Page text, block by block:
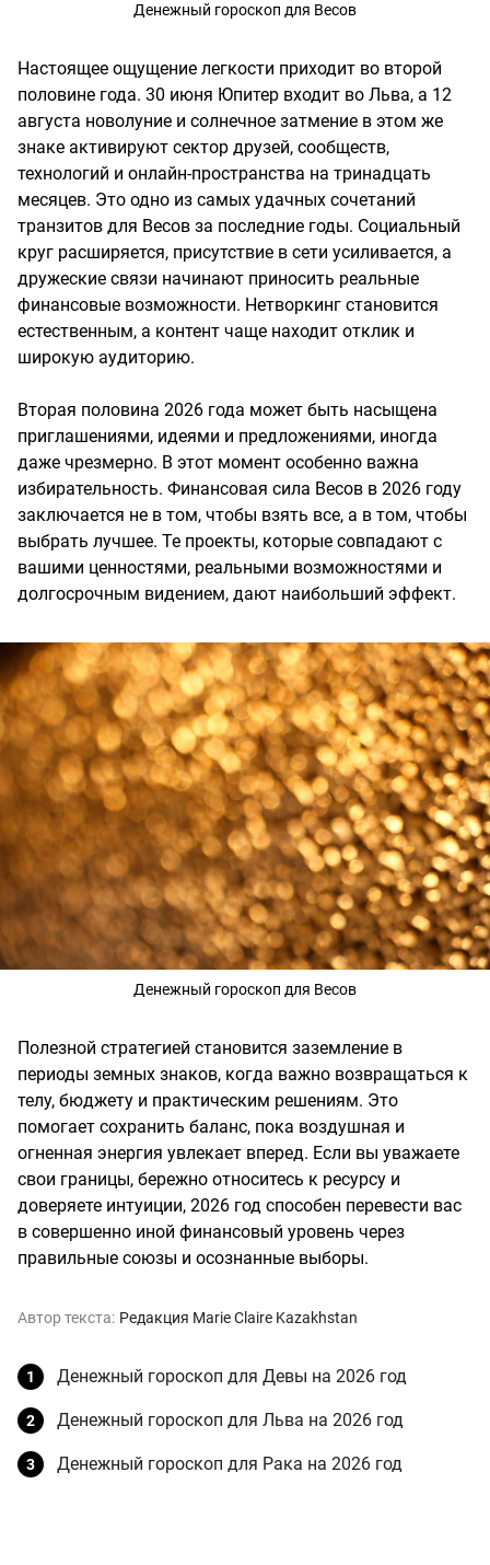
Денежный гороскоп для Весов
Настоящее ощущение легкости приходит во второй
половине года. 30 июня Юпитер входит во Льва, а 12
августа новолуние и солнечное затмение в этом же
знаке активируют сектор друзей, сообществ,
технологий и онлайн-пространства на тринадцать
месяцев. Это одно из самых удачных сочетаний
транзитов для Весов за последние годы. Социальный
круг расширяется, присутствие в сети усиливается, а
дружеские связи начинают приносить реальные
финансовые возможности. Нетворкинг становится
естественным, а контент чаще находит отклик и
широкую аудиторию.
Вторая половина 2026 года может быть насыщена
приглашениями, идеями и предложениями, иногда
даже чрезмерно. В этот момент особенно важна
избирательность. Финансовая сила Весов в 2026 году
заключается не в том, чтобы взять все, а в том, чтобы
выбрать лучшее. Те проекты, которые совпадают с
вашими ценностями, реальными возможностями и
долгосрочным видением, дают наибольший эффект.
Денежный гороскоп для Весов
Полезной стратегией становится заземление в
периоды земных знаков, когда важно возвращаться к
телу, бюджету и практическим решениям. Это
помогает сохранить баланс, пока воздушная и
огненная энергия увлекает вперед. Если вы уважаете
свои границы, бережно относитесь к ресурсу и
доверяете интуиции, 2026 год способен перевести вас
в совершенно иной финансовый уровень через
правильные союзы и осознанные выборы.
Автор текста: Редакция Marie Claire Kazakhstan
Денежный гороскоп для Девы на 2026 год
Денежный гороскоп для Льва на 2026 год
Денежный гороскоп для Рака на 2026 год